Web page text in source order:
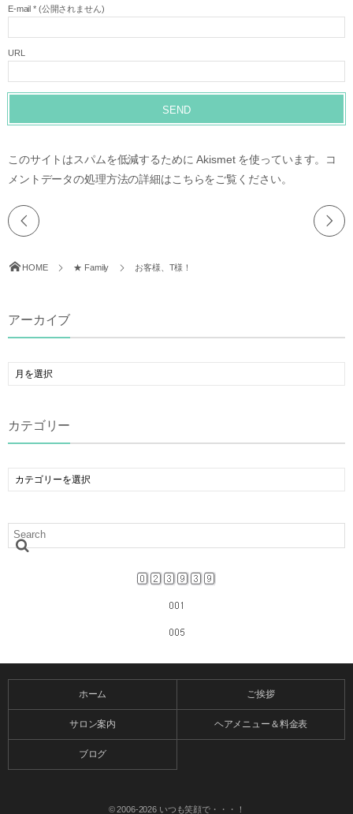
E-mail *(公開されません)
URL
このサイトはスパムを低減するために Akismet を使っています。
コ
メントデータの処理方法の詳細はこちらをご覧ください。
HOME ★ Family お客様、T様！
アーカイブ
カテゴリー
ホーム ご挨拶
サロン案内 ヘアメニュー＆料金表
ブログ
© 2006-2026 いつも笑顔で・・・！